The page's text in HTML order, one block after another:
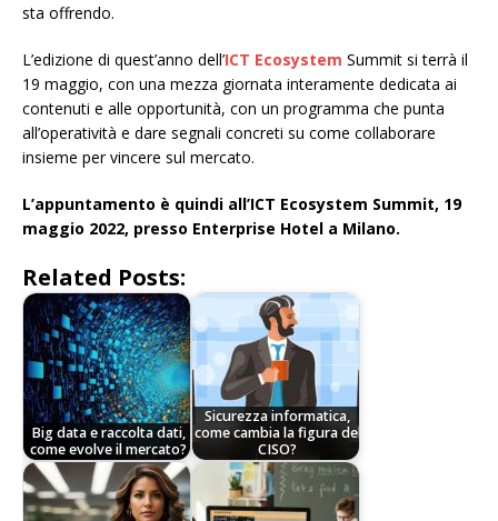
sta offrendo.
L’edizione di quest’anno dell’ICT Ecosystem Summit si terrà il
19 maggio, con una mezza giornata interamente dedicata ai
contenuti e alle opportunità, con un programma che punta
all’operatività e dare segnali concreti su come collaborare
insieme per vincere sul mercato.
L’appuntamento è quindi all’ICT Ecosystem Summit, 19
maggio 2022, presso Enterprise Hotel a Milano.
Related Posts:
Big data e raccolta dati,
come evolve il mercato?
Sicurezza informatica,
come cambia la figura del
CISO?